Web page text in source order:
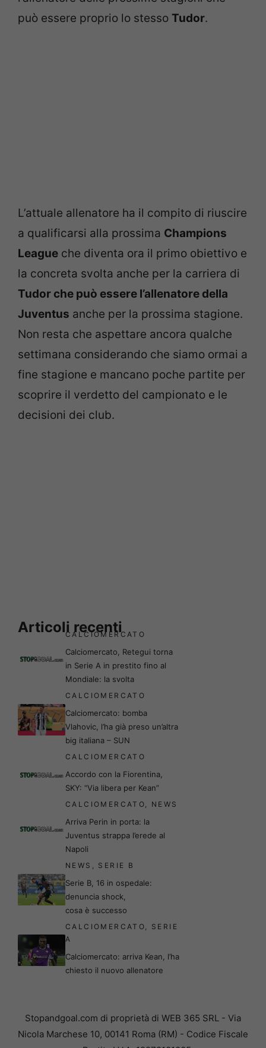
può essere proprio lo stesso Tudor.
L’attuale allenatore ha il compito di riuscire
a qualificarsi alla prossima Champions
League che diventa ora il primo obiettivo e
la concreta svolta anche per la carriera di
Tudor che può essere l’allenatore della
Juventus anche per la prossima stagione.
Non resta che aspettare ancora qualche
settimana considerando che siamo ormai a
fine stagione e mancano poche partite per
scoprire il verdetto del campionato e le
decisioni dei club.
Articoli recenti
CALCIOMERCATO
Calciomercato, Retegui torna
in Serie A in prestito fino al
Mondiale: la svolta
CALCIOMERCATO
Calciomercato: bomba
Vlahovic, l’ha già preso un’altra
big italiana – SUN
CALCIOMERCATO
Accordo con la Fiorentina,
SKY: “Via libera per Kean”
CALCIOMERCATO, NEWS
Arriva Perin in porta: la
Juventus strappa l’erede al
Napoli
NEWS , SERIE B
Serie B, 16 in ospedale:
denuncia shock,
cosa è successo
CALCIOMERCATO, SERIE
A
Calciomercato: arriva Kean, l’ha
chiesto il nuovo allenatore
Stopandgoal.com di proprietà di WEB 365 SRL - Via
Nicola Marchese 10, 00141 Roma (RM) - Codice Fiscale